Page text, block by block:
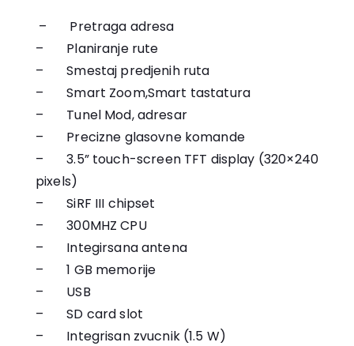
– Pretraga adresa
– Planiranje rute
– Smestaj predjenih ruta
– Smart Zoom,Smart tastatura
– Tunel Mod, adresar
– Precizne glasovne komande
– 3.5” touch-screen TFT display (320×240
pixels)
– SiRF III chipset
– 300MHZ CPU
– Integirsana antena
– 1 GB memorije
– USB
– SD card slot
– Integrisan zvucnik (1.5 W)